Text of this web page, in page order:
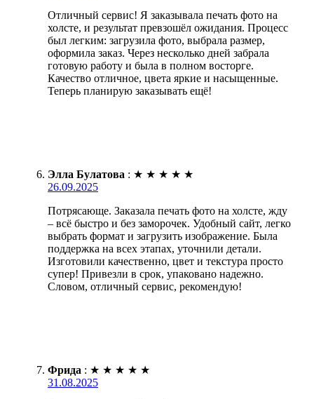
Отличный сервис! Я заказывала печать фото на
холсте, и результат превзошёл ожидания. Процесс
был легким: загрузила фото, выбрала размер,
оформила заказ. Через несколько дней забрала
готовую работу и была в полном восторге.
Качество отличное, цвета яркие и насыщенные.
Теперь планирую заказывать ещё!
Элла Булатова : ★ ★ ★ ★ ★
26.09.2025
Потрясающе. Заказала печать фото на холсте, жду
– всё быстро и без заморочек. Удобный сайт, легко
выбрать формат и загрузить изображение. Была
поддержка на всех этапах, уточнили детали.
Изготовили качественно, цвет и текстура просто
супер! Привезли в срок, упаковано надежно.
Словом, отличный сервис, рекомендую!
Фрида : ★ ★ ★ ★ ★
31.08.2025